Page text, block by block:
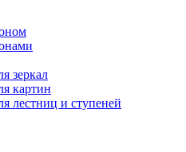
зеркал
картин
лестниц и ступеней